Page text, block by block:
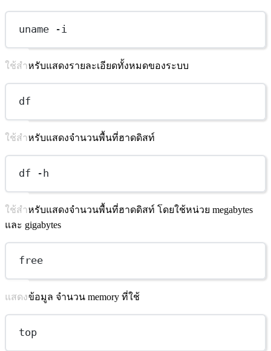
uname -i
ใช้สำหรับแสดงรายละเอียดทั้งหมดของระบบ
df
ใช้สำหรับแสดงจำนวนพื้นที่ฮาดดิสท์
df -h
ใช้สำหรับแสดงจำนวนพื้นที่ฮาดดิสท์ โดยใช้หน่วย megabytes
และ gigabytes
free
แสดงข้อมูล จำนวน memory ที่ใช้
top